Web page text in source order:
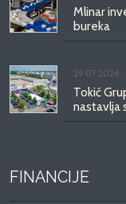
Mlinar
bureka
29.07.2026.
Tokić
nastavlja
FINANCIJE